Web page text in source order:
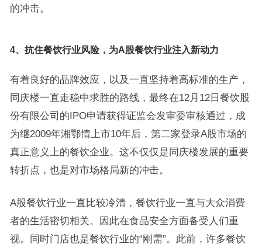
的冲击。
4、抗住餐饮行业风险，为A股餐饮行业注入新动力
有着良好的品牌效应，以及一直坚持着高标准的生产，
同庆楼一直走稳中求胜的路线，最终在12月12日餐饮股
份有限公司的IPO申请获得证监会发审委审核通过，成
为继2009年湘鄂情上市10年后，第二家登录A股市场的
真正意义上的餐饮企业。这不仅仅是同庆楼发展的重要
转折点，也是对市场格局新的冲击。
A股餐饮行业一直比较冷清，餐饮行业一直与大众消费
者的生活密切相关。因此在食品安全方面备受人们重
视。同时门店也是餐饮行业的“刚需”。此前，许多餐饮